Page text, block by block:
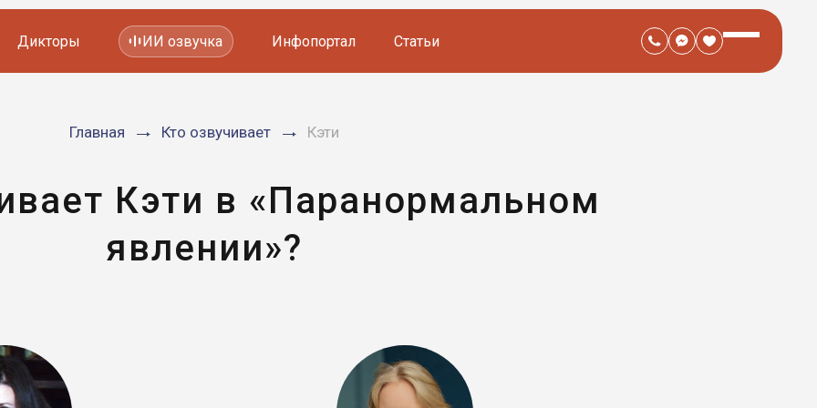
Мультфильмов
Дикторы ИИ озвучка Инфопортал Статьи
Главная Кто озвучивает Кэти
Кэти в «Паранормальном
явлении»?